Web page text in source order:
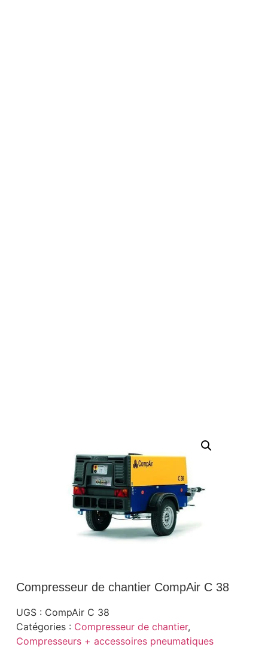
Compresseur de chantier CompAir C 38
UGS : CompAir C 38
Catégories : Compresseur de chantier,
Compresseurs + accessoires pneumatiques